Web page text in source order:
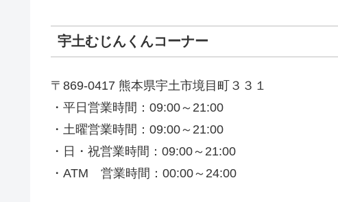
宇土むじんくんコーナー
〒869-0417 熊本県宇土市境目町３３１
・平日営業時間：09:00～21:00
・土曜営業時間：09:00～21:00
・日・祝営業時間：09:00～21:00
・ATM 営業時間：00:00～24:00